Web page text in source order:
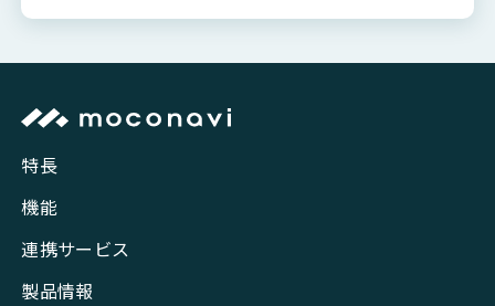
特長
機能
連携サービス
製品情報